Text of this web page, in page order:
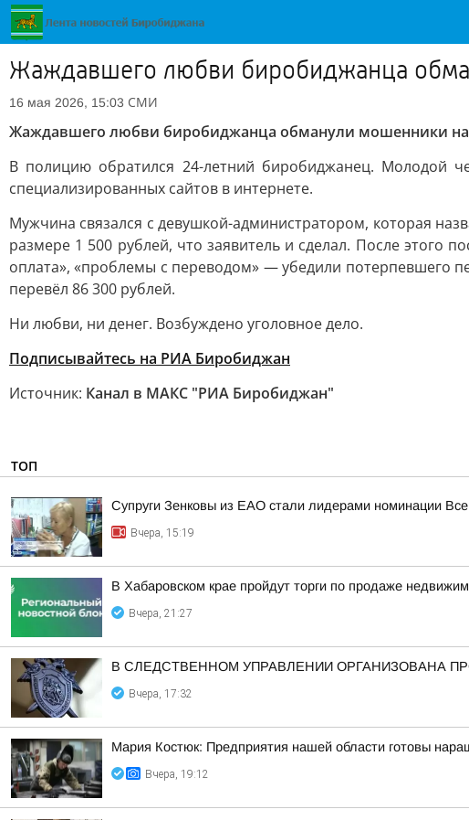
Жаждавшего любви биробиджанца
16 мая 2026, 15:03 СМИ
Жаждавшего любви биробиджанца обманули мошенники на
В полицию обратился 24-летний биробиджанец. Молодой
специализированных сайтов в интернете.
Мужчина связался с девушкой-администратором, которая
размере 1 500 рублей, что заявитель и сделал. После этого
оплата», «проблемы с переводом» — убедили потерпевшего
перевёл 86 300 рублей.
Ни любви, ни денег. Возбуждено уголовное дело.
Подписывайтесь на РИА Биробиджан
Источник: Канал в МАКС "РИА Биробиджан"
ТОП
Супруги Зенковы из ЕАО стали лидерами номинации
Вчера, 15:19
В Хабаровском крае пройдут торги по продаже
Вчера, 21:27
В СЛЕДСТВЕННОМ УПРАВЛЕНИИ ОРГАНИЗОВАНА
Вчера, 17:32
Мария Костюк: Предприятия нашей области готовы
Вчера, 19:12